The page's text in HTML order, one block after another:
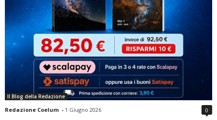
Il Blog della Redazione
Redazione Coelum - 1 Giugno 2026 0